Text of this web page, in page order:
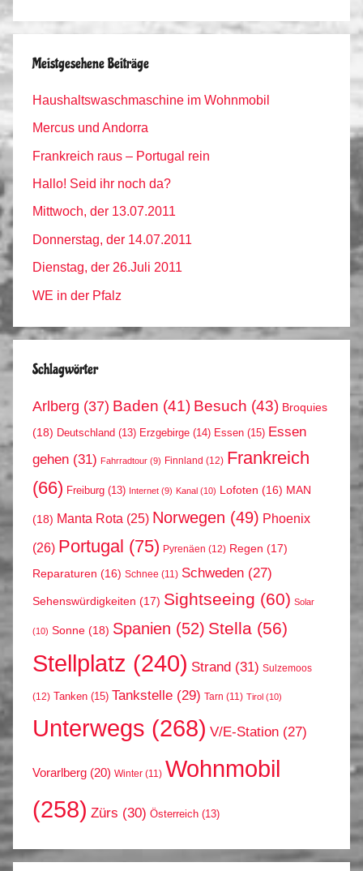
Meistgesehene Beiträge
Haushaltswaschmaschine im Wohnmobil
Mercus und Andorra
Frankreich raus – Portugal rein
Hallo! Seid ihr noch da?
Mittwoch, der 13.07.2011
Donnerstag, der 14.07.2011
Dienstag, der 26.Juli 2011
WE in der Pfalz
Schlagwörter
Arlberg (37) Baden (41) Besuch (43) Broquies
(18) Deutschland (13) Erzgebirge (14) Essen (15) Essen
gehen (31) Fahrradtour (9) Finnland (12) Frankreich
(66) Freiburg (13) Internet (9) Kanal (10) Lofoten (16) MAN
(18) Manta Rota (25) Norwegen (49) Phoenix
(26) Portugal (75) Pyrenäen (12) Regen (17)
Reparaturen (16) Schnee (11) Schweden (27)
Sehenswürdigkeiten (17) Sightseeing (60) Solar
(10) Sonne (18) Spanien (52) Stella (56)
Stellplatz (240) Strand (31) Sulzemoos
(12) Tanken (15) Tankstelle (29) Tarn (11) Tirol (10)
Unterwegs (268) V/E-Station (27)
Vorarlberg (20) Winter (11) Wohnmobil
(258) Zürs (30) Österreich (13)